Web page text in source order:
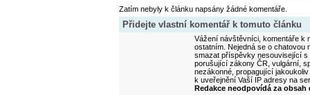
Zatím nebyly k článku napsány žádné komentáře.
Přidejte vlastní komentář k tomuto článku
Vážení návštěvníci, komentáře k
ostatním. Nejedná se o
smazat příspěvky nesouvisející
porušující zákony ČR, vulgární,
nezákonné, propagující
k uveřejnění Vaší IP adresy na
Redakce neodpovídá za